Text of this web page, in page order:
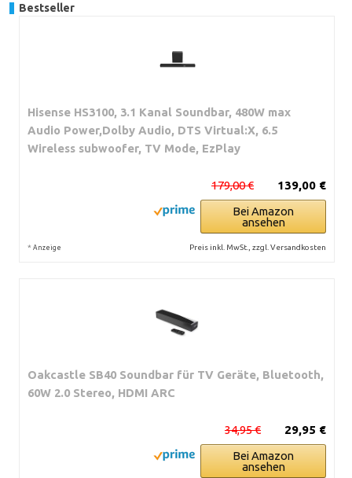
Bestseller
Hisense HS3100, 3.1 Kanal Soundbar, 480W max
Audio Power,Dolby Audio, DTS Virtual:X, 6.5
Wireless subwoofer, TV Mode, EzPlay
139,00 €
179,00 €
Bei Amazon
ansehen
* Anzeige Preis inkl. MwSt., zzgl. Versandkosten
Oakcastle SB40 Soundbar für TV Geräte, Bluetooth,
60W 2.0 Stereo, HDMI ARC
29,95 €
34,95 €
Bei Amazon
ansehen